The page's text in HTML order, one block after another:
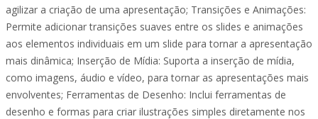
agilizar a criação de uma apresentação; Transições e Animações:
Permite adicionar transições suaves entre os slides e animações
aos elementos individuais em um slide para tornar a apresentação
mais dinâmica; Inserção de Mídia: Suporta a inserção de mídia,
como imagens, áudio e vídeo, para tornar as apresentações mais
envolventes; Ferramentas de Desenho: Inclui ferramentas de
desenho e formas para criar ilustrações simples diretamente nos